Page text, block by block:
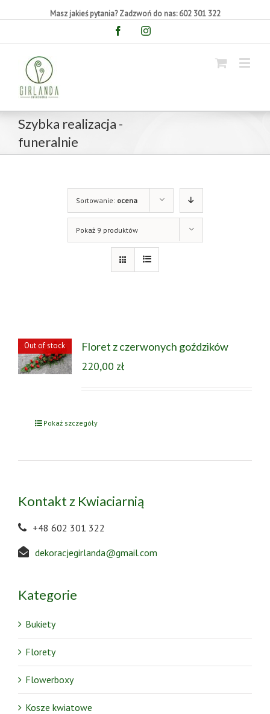
Masz jakieś pytania? Zadzwoń do nas: 602 301 322
FacebookInstagram
Szybka realizacja -
funeralnie
Sortowanie: ocena
Pokaż 9 produktów
Out of stock Floret z czerwonych goździków
220,00 zł
Pokaż szczegóły
Kontakt z Kwiaciarnią
+48 602 301 322
dekoracjegirlanda@gmail.com
Kategorie
Bukiety
Florety
Flowerboxy
Kosze kwiatowe